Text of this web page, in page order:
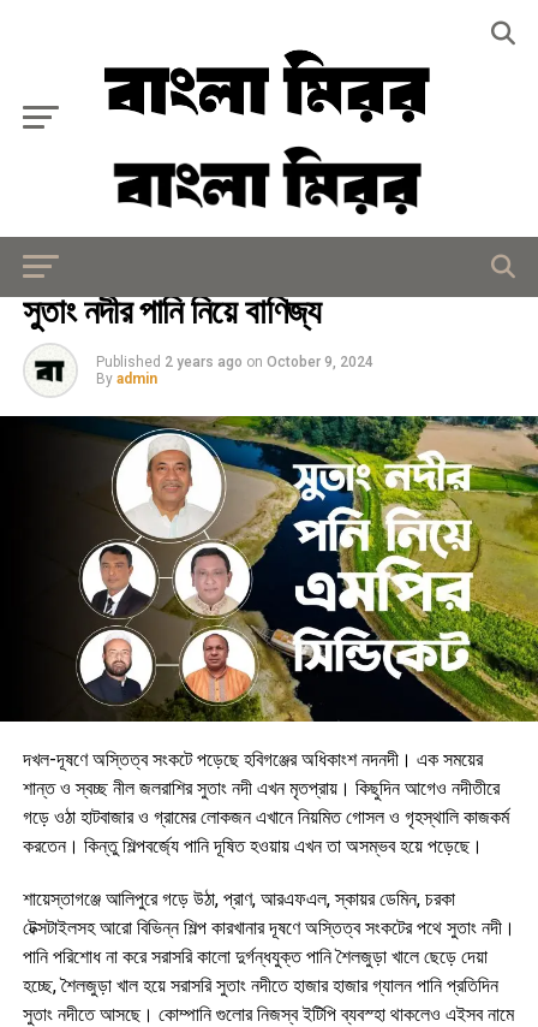
দূর্নীতি
সুতাং নদীর পানি নিয়ে বাণিজ্য
Published 2 years ago on October 9, 2024
By admin
দখল-দূষণে অস্তিত্ব সংকটে পড়েছে হবিগঞ্জের অধিকাংশ নদনদী। এক সময়ের
শান্ত ও স্বচ্ছ নীল জলরাশির সুতাং নদী এখন মৃতপ্রায়। কিছুদিন আগেও নদীতীরে
গড়ে ওঠা হাটবাজার ও গ্রামের লোকজন এখানে নিয়মিত গোসল ও গৃহস্থালি কাজকর্ম
করতেন। কিন্তু শিল্পবর্জ্যে পানি দূষিত হওয়ায় এখন তা অসম্ভব হয়ে পড়েছে।
শায়েস্তাগঞ্জে আলিপুরে গড়ে উঠা, প্রাণ, আরএফএল, স্কায়র ডেমিন, চরকা
টেক্সটাইলসহ আরো বিভিন্ন শিল্প কারখানার দূষণে অস্তিত্ব সংকটের পথে সুতাং নদী।
পানি পরিশোধ না করে সরাসরি কালো দুর্গন্ধযুক্ত পানি শৈলজুড়া খালে ছেড়ে দেয়া
হচ্ছে, শৈলজুড়া খাল হয়ে সরাসরি সুতাং নদীতে হাজার হাজার গ্যালন পানি প্রতিদিন
সুতাং নদীতে আসছে। কোম্পানি গুলোর নিজস্ব ইটিপি ব্যবস্হা থাকলেও এইসব নামে